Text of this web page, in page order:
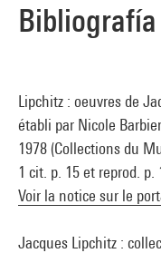
Bibliografía
Lipchitz : oeuvres de
établi par Nicole
1978 (Collections du
1 cit. p. 15 et reprod. p.
Voir la notice sur le
Jacques Lipchitz :